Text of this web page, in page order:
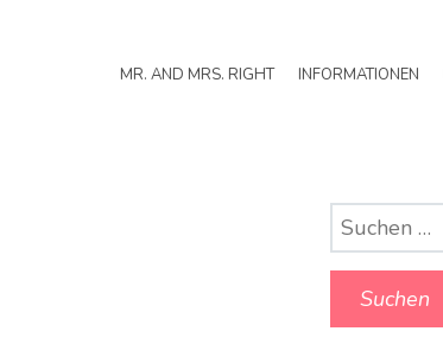
MR. AND MRS. RIGHT INFORMATIONEN
Suchen
nach: